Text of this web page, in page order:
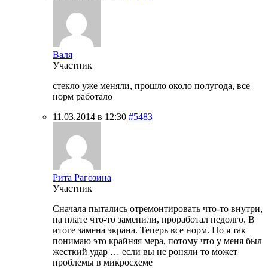
Валя
Участник
стекло уже меняли, прошло около полугода, все
норм работало
11.03.2014 в 12:30 #5483
Рита Рагозина
Участник
Сначала пытались отремонтировать что-то внутри,
на плате что-то заменили, проработал недолго. В
итоге замена экрана. Теперь все норм. Но я так
понимаю это крайняя мера, потому что у меня был
жесткий удар … если вы не роняли то может
проблемы в микросхеме